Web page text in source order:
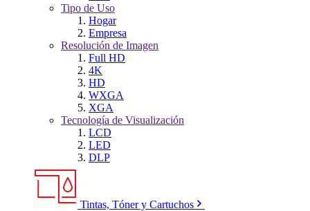
Tipo de Uso
Hogar
Empresa
Resolución de Imagen
Full HD
4K
HD
WXGA
XGA
Tecnología de Visualización
LCD
LED
DLP
Tintas, Tóner y Cartuchos